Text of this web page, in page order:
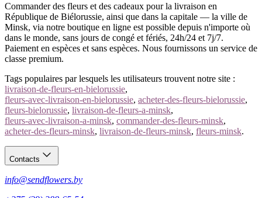
Commander des fleurs et des cadeaux pour la livraison en
République de Biélorussie, ainsi que dans la capitale — la ville de
Minsk, via notre boutique en ligne est possible depuis n'importe où
dans le monde, sans jours de congé et fériés, 24h/24 et 7j/7.
Paiement en espèces et sans espèces. Nous fournissons un service de
classe premium.
Tags populaires par lesquels les utilisateurs trouvent notre site :
livraison-de-fleurs-en-bielorussie,
fleurs-avec-livraison-en-bielorussie, acheter-des-fleurs-bielorussie,
fleurs-bielorussie, livraison-de-fleurs-a-minsk,
fleurs-avec-livraison-a-minsk, commander-des-fleurs-minsk,
acheter-des-fleurs-minsk, livraison-de-fleurs-minsk, fleurs-minsk.
Contacts
info@sendflowers.by